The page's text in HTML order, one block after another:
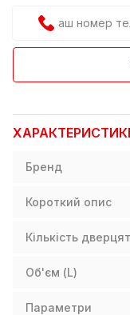
Бренд
Короткий опис
Кількість дверцят
Об'єм (L)
Параметри